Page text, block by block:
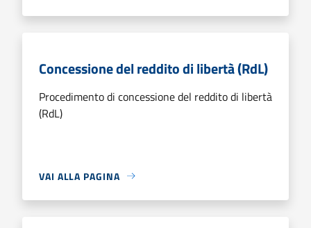
Concessione del reddito di libertà (RdL)
Procedimento di concessione del reddito di libertà
(RdL)
VAI ALLA PAGINA